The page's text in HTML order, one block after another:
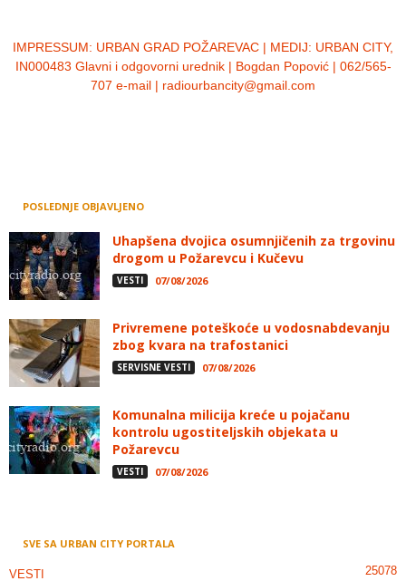
IMPRESSUM: URBAN GRAD POŽAREVAC | MEDIJ: URBAN CITY,
IN000483 Glavni i odgovorni urednik | Bogdan Popović | 062/565-
707 e-mail | radiourbancity@gmail.com
POSLEDNJE OBJAVLJENO
Uhapšena dvojica osumnjičenih za trgovinu
drogom u Požarevcu i Kučevu
VESTI 07/08/2026
Privremene poteškoće u vodosnabdevanju
zbog kvara na trafostanici
SERVISNE VESTI 07/08/2026
Komunalna milicija kreće u pojačanu
kontrolu ugostiteljskih objekata u
Požarevcu
VESTI 07/08/2026
SVE SA URBAN CITY PORTALA
VESTI 25078